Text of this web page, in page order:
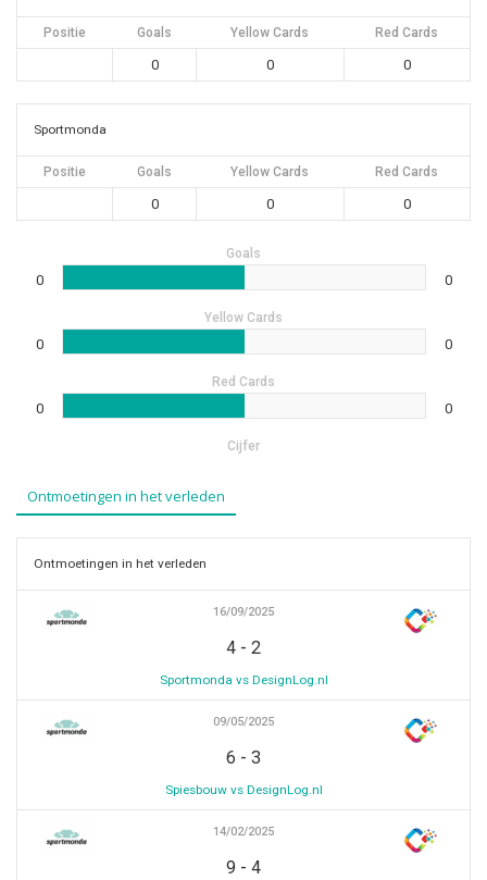
Positie Goals Yellow Cards Red Cards
0 0 0
Sportmonda
Positie Goals Yellow Cards Red Cards
0 0 0
Goals
0 0
Yellow Cards
0 0
Red Cards
0 0
Cijfer
Ontmoetingen in het verleden
Ontmoetingen in het verleden
16/09/2025
4 - 2
Sportmonda vs DesignLog.nl
09/05/2025
6 - 3
Spiesbouw vs DesignLog.nl
14/02/2025
9 - 4